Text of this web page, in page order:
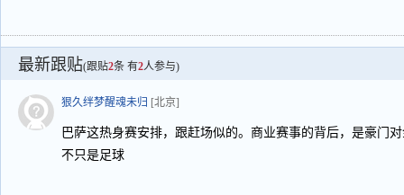
最新跟贴(跟贴2条 有2人参与)
狠久绊梦醒魂未归 [北京]
巴萨这热身赛安排，跟赶场似的。商业赛事的背后，是豪
不只是足球